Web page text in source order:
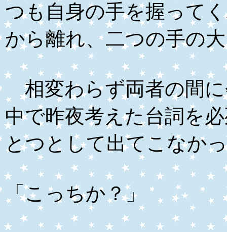
つも自身の手を握って
から離れ、二つの手の
相変わらず両者の間
中で昨夜考えた台詞を
とつとして出てこなか
「こっちか？」